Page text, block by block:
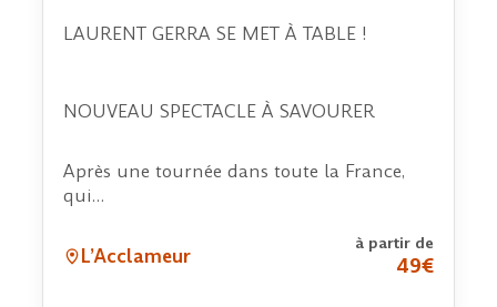
LAURENT GERRA SE MET À TABLE !
NOUVEAU SPECTACLE À SAVOURER
Après une tournée dans toute la France,
qui…
L’Acclameur
à partir de
49€